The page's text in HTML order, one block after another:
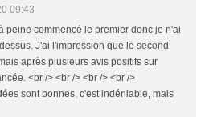
09:43
peine commencé le premier donc je n'ai
J'ai l'impression que le second
après plusieurs avis positifs sur
<br /> <br /> <br /> <br />
sont bonnes, c'est indéniable, mais